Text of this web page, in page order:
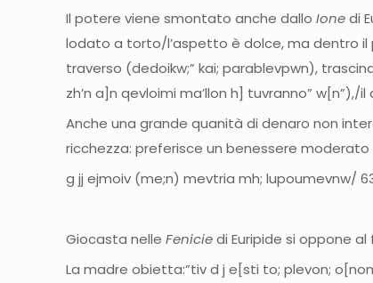
Il potere viene smontato anche dalloIonedi
lodato a torto/l’aspetto è dolce, ma dentro
traverso (dedoikw;” kai; parablevpwn),
zh’n a]n qevloimi ma’llon h] tuvranno”
Anche una grande quanità di denaro non
ricchezza: preferisce un benessere
g jj ejmoiv (me;n) mevtria mh; lupoumevnw/
Giocasta nelleFeniciedi Euripide si oppone al
La madre obietta:”tiv d j e[sti to; plevon;